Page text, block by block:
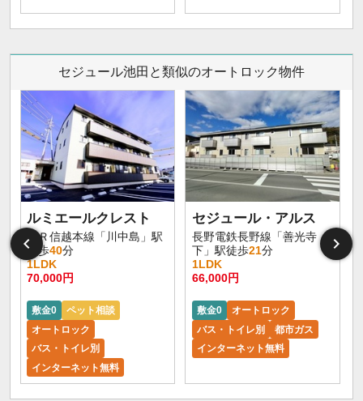
セジュール池田と類似のオートロック物件
ルミエールクレスト
ＪＲ信越本線「川中島」駅
徒歩40分
1LDK
70,000円
敷金0
ペット相談
オートロック
バス・トイレ別
インターネット無料
セジュール・アルス
長野電鉄長野線「善光寺
下」駅徒歩21分
1LDK
66,000円
敷金0
オートロック
バス・トイレ別
都市ガス
インターネット無料